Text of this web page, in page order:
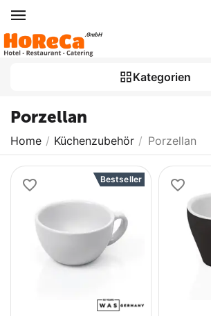
Kategorien
Porzellan
Home / Küchenzubehör / Porzellan
Bestseller